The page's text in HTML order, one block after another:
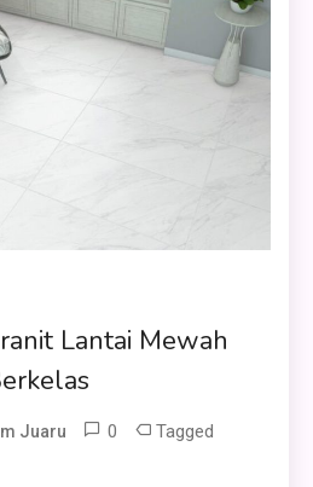
Lantai Mewah
Juaru 0 Tagged